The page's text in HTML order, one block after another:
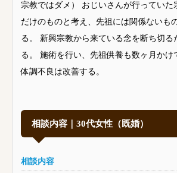
宗教ではダメ） おじいさんが行っていた
だけのものと考え、先祖には関係ないも
る。 新興宗教から来ている念を断ち切る
る。 施術を行い、先祖供養も数ヶ月かけ
体調不良は改善する。
相談内容｜30代女性（既婚）
相談内容